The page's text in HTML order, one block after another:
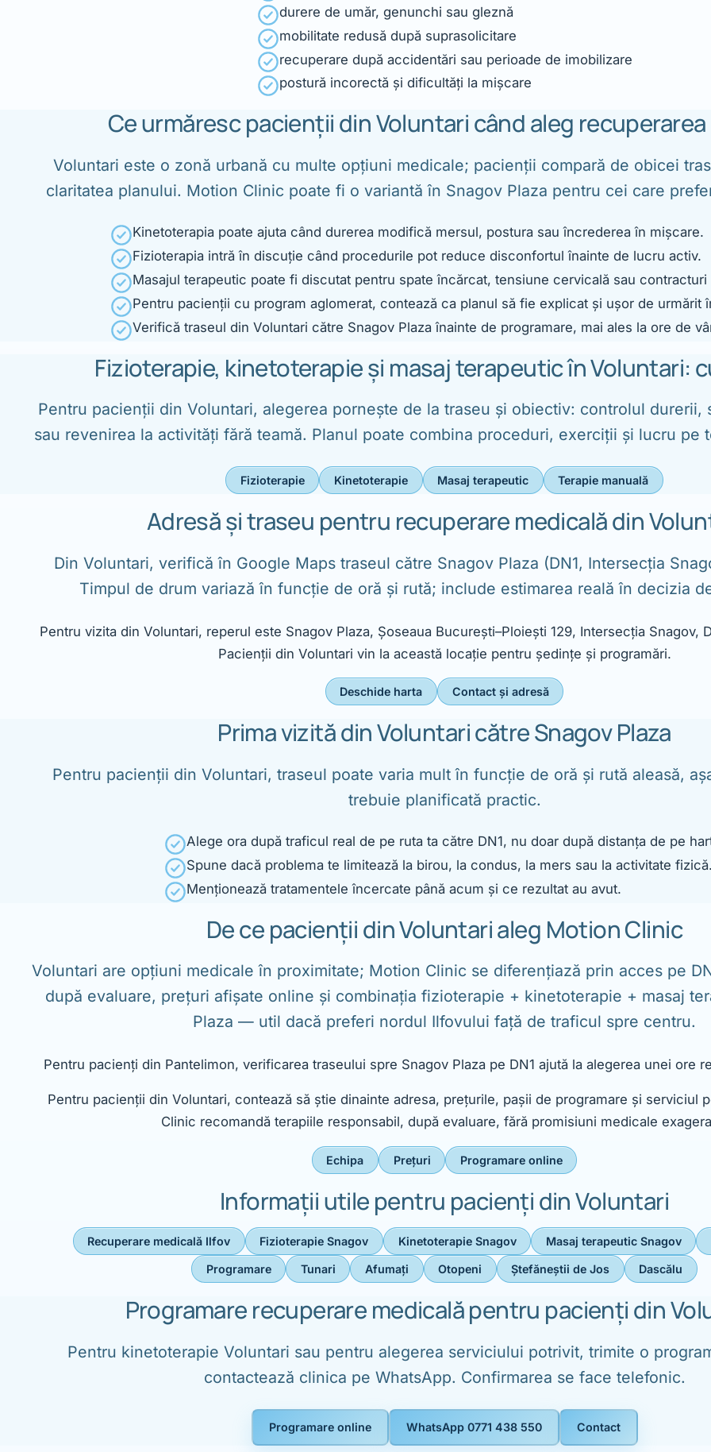
durere de umăr, genunchi sau gleznă
mobilitate redusă după suprasolicitare
recuperare după accidentări sau perioade de imobilizare
postură incorectă și dificultăți la mișcare
Ce urmăresc pacienții din Voluntari când aleg recuperarea
Voluntari este o zonă urbană cu multe opțiuni medicale; pacienții compară de obicei
claritatea planului. Motion Clinic poate fi o variantă în Snagov Plaza pentru cei care
Kinetoterapia poate ajuta când durerea modifică mersul, postura sau încrederea în mișcare.
Fizioterapia intră în discuție când procedurile pot reduce disconfortul înainte de lucru activ.
Masajul terapeutic poate fi discutat pentru spate încărcat, tensiune cervicală sau
Pentru pacienții cu program aglomerat, contează ca planul să fie explicat și ușor de urmărit
Verifică traseul din Voluntari către Snagov Plaza înainte de programare, mai ales la ore de
Fizioterapie, kinetoterapie și masaj terapeutic în Voluntari:
Pentru pacienții din Voluntari, alegerea pornește de la traseu și obiectiv: controlul durerii,
sau revenirea la activități fără teamă. Planul poate combina proceduri, exerciții și lucru pe
Fizioterapie Kinetoterapie Masaj terapeutic Terapie manuală
Adresă și traseu pentru recuperare medicală din
Din Voluntari, verifică în Google Maps traseul către Snagov Plaza (DN1, Intersecția
Timpul de drum variază în funcție de oră și rută; include estimarea reală în decizia
Pentru vizita din Voluntari, reperul este Snagov Plaza, Șoseaua București–Ploiești 129, Intersecția Snagov,
Pacienții din Voluntari vin la această locație pentru ședințe și programări.
Deschide harta Contact și adresă
Prima vizită din Voluntari către Snagov Plaza
Pentru pacienții din Voluntari, traseul poate varia mult în funcție de oră și rută aleasă,
trebuie planificată practic.
Alege ora după traficul real de pe ruta ta către DN1, nu doar după distanța de pe
Spune dacă problema te limitează la birou, la condus, la mers sau la activitate
Menționează tratamentele încercate până acum și ce rezultat au avut.
De ce pacienții din Voluntari aleg Motion Clinic
Voluntari are opțiuni medicale în proximitate; Motion Clinic se diferențiază prin acces pe
după evaluare, prețuri afișate online și combinația fizioterapie + kinetoterapie + masaj
Plaza — util dacă preferi nordul Ilfovului față de traficul spre centru.
Pentru pacienți din Pantelimon, verificarea traseului spre Snagov Plaza pe DN1 ajută la alegerea unei ore
Pentru pacienții din Voluntari, contează să știe dinainte adresa, prețurile, pașii de programare și serviciul
Clinic recomandă terapiile responsabil, după evaluare, fără promisiuni medicale
Echipa Prețuri Programare online
Informații utile pentru pacienți din Voluntari
Recuperare medicală Ilfov Fizioterapie Snagov Kinetoterapie Snagov Masaj terapeutic Snagov
Programare Tunari Afumați Otopeni Ștefăneștii de Jos Dascălu
Programare recuperare medicală pentru pacienți din
Pentru kinetoterapie Voluntari sau pentru alegerea serviciului potrivit, trimite o
contactează clinica pe WhatsApp. Confirmarea se face telefonic.
Programare online WhatsApp 0771 438 550 Contact